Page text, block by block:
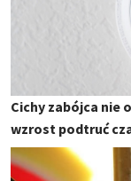
Cichy zabójca nie
wzrost podtruć